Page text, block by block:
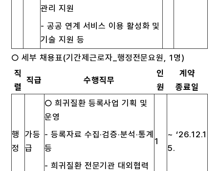
관리 지원
- 공공 연계 서비스 이용 활성화 및
기술 지원 등
○ 세부 채용표(기간제근로자_행정전문요원, 1명)
직
렬
직급 수행직무
인
원
계약
종료일
행
정
가등
급
○ 희귀질환 등록사업 기획 및
운영
- 등록자료 수집·검증·분석·통계
등
- 희귀질환 전문기관 대외협력
1
~ ‘26.12.1
5.